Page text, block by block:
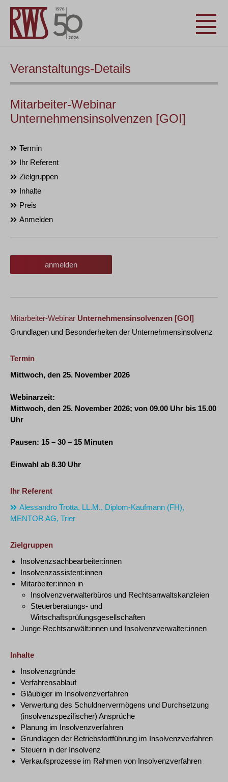
Veranstaltungs-Details
Mitarbeiter-Webinar
Unternehmensinsolvenzen [GOI]
Termin
Ihr Referent
Zielgruppen
Inhalte
Preis
Anmelden
anmelden
Mitarbeiter-Webinar Unternehmensinsolvenzen [GOI]
Grundlagen und Besonderheiten der Unternehmensinsolvenz
Termin
Mittwoch, den 25. November 2026
Webinarzeit:
Mittwoch, den 25. November 2026; von 09.00 Uhr bis 15.00
Uhr
Pausen: 15 – 30 – 15 Minuten
Einwahl ab 8.30 Uhr
Ihr Referent
Alessandro Trotta, LL.M., Diplom-Kaufmann (FH),
MENTOR AG, Trier
Zielgruppen
Insolvenzsachbearbeiter:innen
Insolvenzassistent:innen
Mitarbeiter:innen in
Insolvenzverwalterbüros und Rechtsanwaltskanzleien
Steuerberatungs- und
Wirtschaftsprüfungsgesellschaften
Junge Rechtsanwält:innen und Insolvenzverwalter:innen
Inhalte
Insolvenzgründe
Verfahrensablauf
Gläubiger im Insolvenzverfahren
Verwertung des Schuldnervermögens und Durchsetzung
(insolvenzspezifischer) Ansprüche
Planung im Insolvenzverfahren
Grundlagen der Betriebsfortführung im Insolvenzverfahren
Steuern in der Insolvenz
Verkaufsprozesse im Rahmen von Insolvenzverfahren